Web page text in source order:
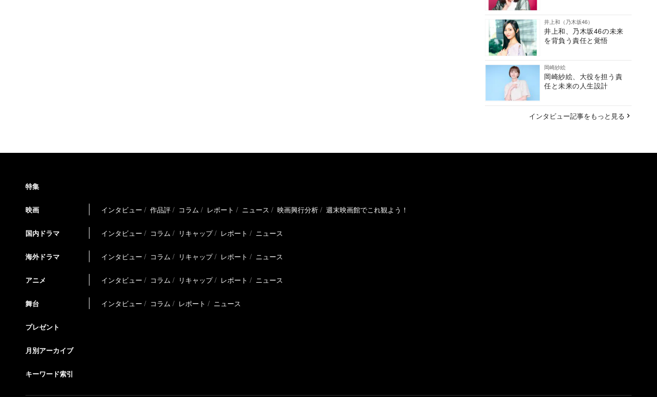
井上和（乃木坂46）
井上和、乃木坂46の未来
を背負う責任と覚悟
岡崎紗絵
岡崎紗絵、大役を担う責
任と未来の人生設計
インタビュー記事をもっと見る
特集
映画 インタビュー 作品評 コラム レポート ニュース 映画興行分析 週末映画館でこれ観よう！
国内ドラマ インタビュー コラム リキャップ レポート ニュース
海外ドラマ インタビュー コラム リキャップ レポート ニュース
アニメ インタビュー コラム リキャップ レポート ニュース
舞台 インタビュー コラム レポート ニュース
プレゼント
月別アーカイブ
キーワード索引